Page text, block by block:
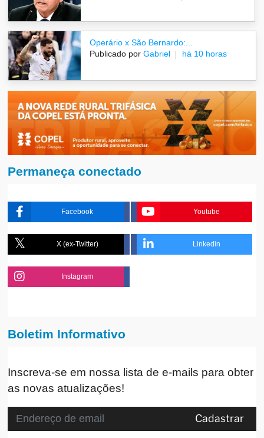
Operário x São Bernardo:...
Publicado por Gabriel há 10 horas
Permaneça conectado
Facebook Youtube
X (ex-Twitter) Linkedin
Instagram
Boletim Informativo
Inscreva-se em nossa lista de e-mails para obter
as novas atualizações!
Cadastrar